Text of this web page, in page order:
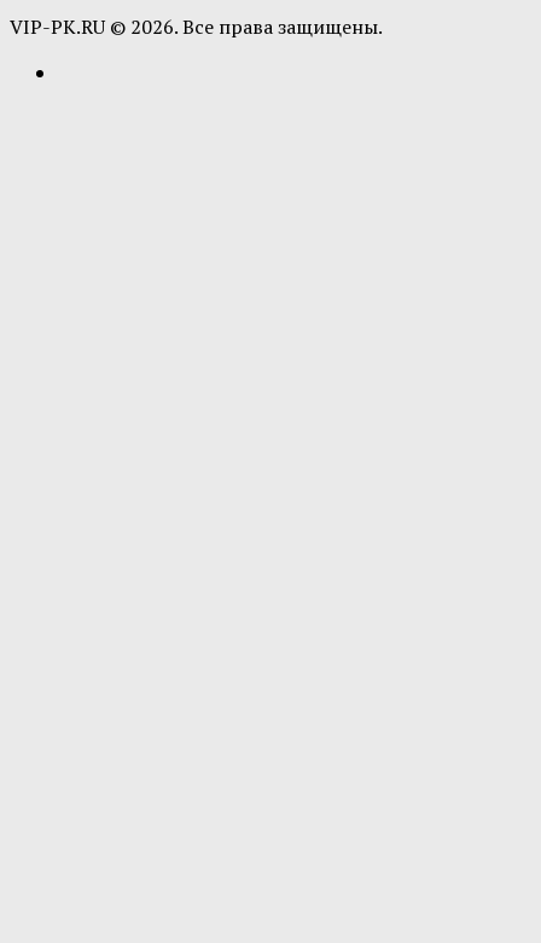
VIP-PK.RU © 2026. Все права защищены.